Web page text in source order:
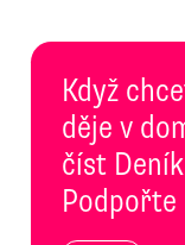
Když
děje v
číst
Podpořte